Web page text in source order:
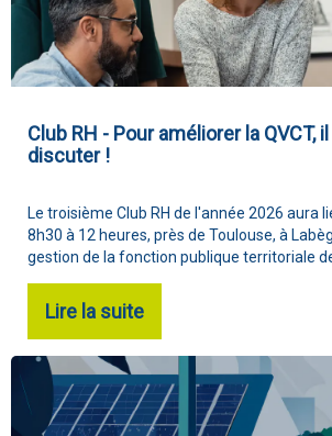
Club RH - Pour améliorer la QVCT,
discuter !
Le troisième Club RH de l'année 2026 aura
8h30 à 12 heures, près de Toulouse, à
gestion de la fonction publique territoriale de
Lire la suite